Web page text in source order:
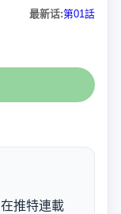
最新话:第01話
推特連載